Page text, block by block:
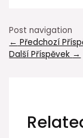
Post navigation
← Předchozí
Další Příspěvek →